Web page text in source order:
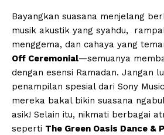
Bayangkan suasana menjelang
musik akustik yang syahdu,
menggema, dan cahaya yang
Off Ceremonial—semuanya
dengan esensi Ramadan. Jangan
penampilan spesial dari Sony
mereka bakal bikin suasana
asik! Selain itu, nikmati berbagai
seperti The Green Oasis Dance &